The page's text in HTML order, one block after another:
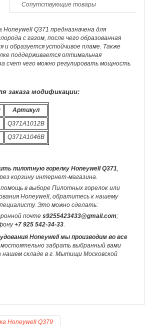
Сопутствующие товары
Honeywell Q371 предназначена для
с газом, после чего образованная
и образуется устойчивое пламе. Также
поддерживается оптимальная
счет чего можно регулировать мощность
заказа модификации:
Артикул
Q371A1012B
Q371A1046B
пилотную горелку Honeywell Q371
корзину интернет-магазина.
в выборе Пилотных горелок или
Honeywell, обратитесь к нашему
Это можно сделать:
почте s9255423433@gmail.com;
+7 925 542-34-33
Honeywell мы производим во все
забрать выбранный вами
нашем складе в г. Мытищи Московской
Honeywell Q379